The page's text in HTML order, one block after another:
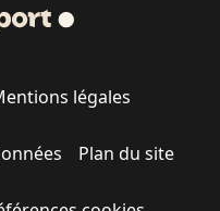
légales
Plan du site